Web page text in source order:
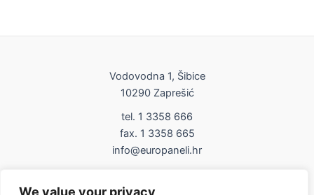
We value your privacy
Vodovodna 1, Šibice
10290 Zaprešić
tel. 1 3358 666
fax. 1 3358 665
info@europaneli.hr
Uvjeti korištenja